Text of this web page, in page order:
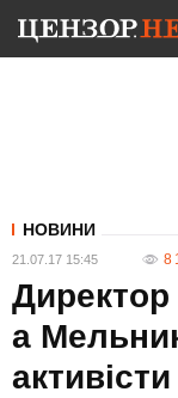
НОВИНИ
21.07.17 15:45 8
а